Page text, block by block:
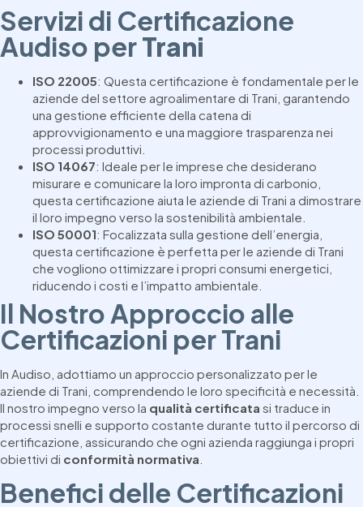
Servizi di Certificazione
Audiso perTrani
ISO 22005: Questa certificazione è fondamentale per le
aziende del settore agroalimentare di Trani, garantendo
una gestione efficiente della catena di
approvvigionamento e una maggiore trasparenza nei
processi produttivi.
ISO 14067: Ideale per le imprese che desiderano
misurare e comunicare la loro impronta di carbonio,
questa certificazione aiuta le aziende di Trani a dimostrare
il loro impegno verso la sostenibilità ambientale.
ISO 50001: Focalizzata sulla gestione dell’energia,
questa certificazione è perfetta per le aziende di Trani
che vogliono ottimizzare i propri consumi energetici,
riducendo i costi e l’impatto ambientale.
Il Nostro Approccio alle
Certificazioni per Trani
In Audiso, adottiamo un approccio personalizzato per le
aziende di Trani, comprendendo le loro specificità e necessità.
Il nostro impegno verso la qualità certificata si traduce in
processi snelli e supporto costante durante tutto il percorso di
certificazione, assicurando che ogni azienda raggiunga i propri
obiettivi di conformità normativa
Benefici delle Certificazioni